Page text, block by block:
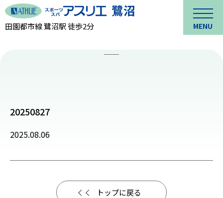
田園都市線 鷺沼駅 徒歩2分 MENU
20250827
2025.08.06
トップに戻る